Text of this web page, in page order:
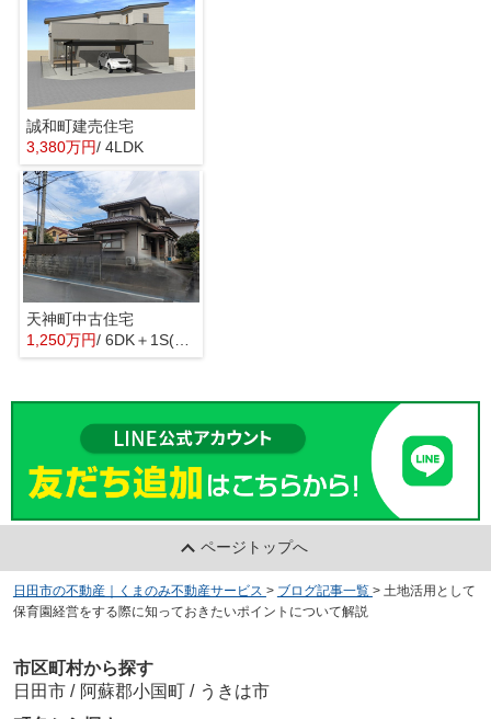
誠和町建売住宅
3,380万円/ 4LDK
天神町中古住宅
1,250万円/ 6DK＋1S(納戸)
ページトップへ
日田市の不動産｜くまのみ不動産サービス > ブログ記事一覧 > 土地活用として
保育園経営をする際に知っておきたいポイントについて解説
市区町村から探す
日田市 / 阿蘇郡小国町 / うきは市